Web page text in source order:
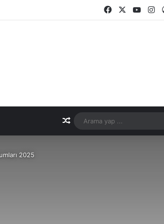
Facebook
Rastgele Makale
2025